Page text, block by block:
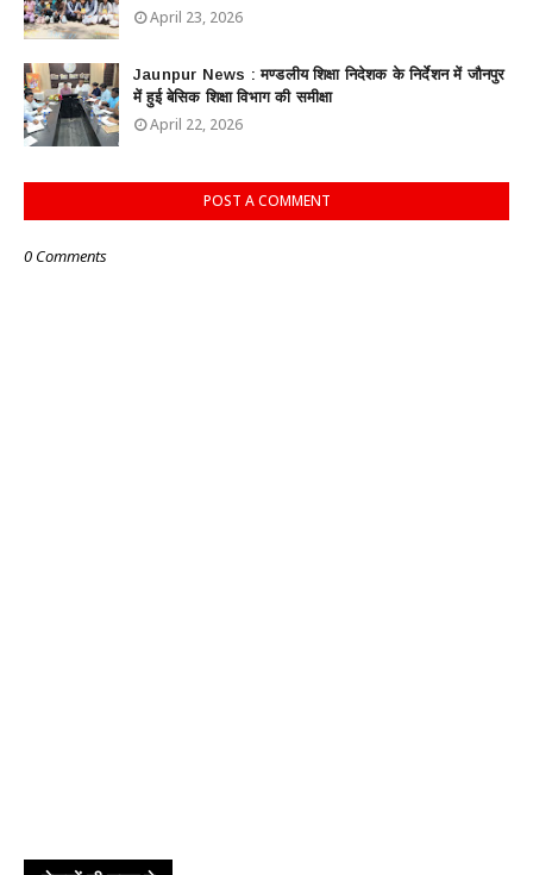
April 23, 2026
Jaunpur News : ​मण्डलीय शिक्षा निदेशक के निर्देशन में जौनपुर
में हुई बेसिक शिक्षा विभाग की समीक्षा
April 22, 2026
POST A COMMENT
0 Comments